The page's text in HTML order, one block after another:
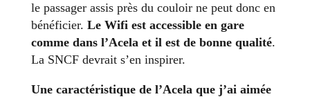
le passager assis près du couloir ne peut donc en
bénéficier. Le Wifi est accessible en gare
comme dans l’Acela et il est de bonne qualité.
La SNCF devrait s’en inspirer.
Une caractéristique de l’Acela que j’ai aimée